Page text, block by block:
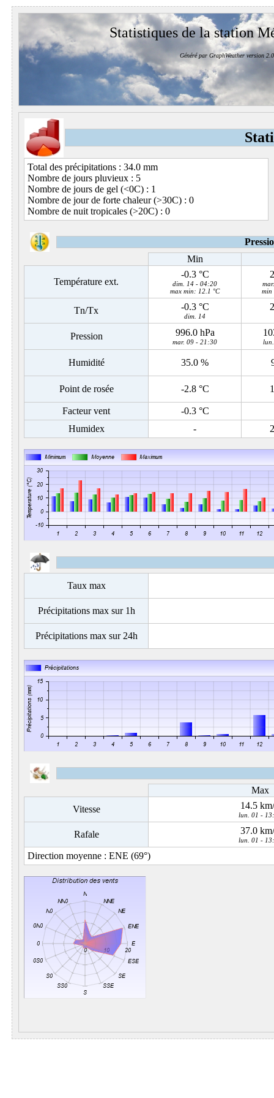
Statistiques de la station
Généré par GraphWeather version 2.0